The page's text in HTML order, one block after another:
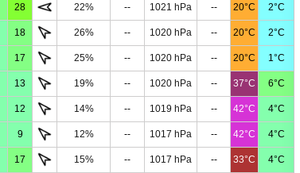
28 22% -- 1021 hPa -- 20°C 2°C
18 26% -- 1020 hPa -- 20°C 2°C
17 25% -- 1020 hPa -- 20°C 1°C
13 19% -- 1020 hPa -- 37°C 6°C
12 14% -- 1019 hPa -- 42°C 4°C
9 12% -- 1017 hPa -- 42°C 4°C
17 15% -- 1017 hPa -- 33°C 4°C